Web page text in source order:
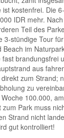
kostenfrei. Die
IDR mehr.
Teil des
3-stündige Tour
Beach im
brandungsfrei
aus
zum Strand;
zu
100.000,
zum Park muss
Strand nicht
gut kontrolliert!